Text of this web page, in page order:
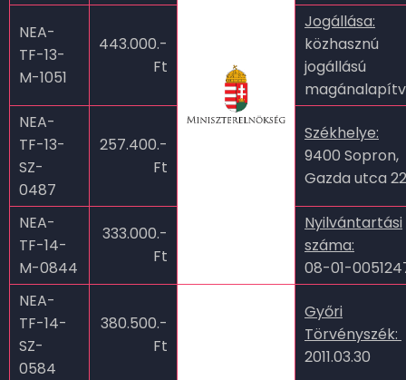
NEA-
TF-13-
M-1051
443.000.-
Ft
Jogállása:
közhasznú
jogállású
NEA-
TF-13-
SZ-
0487
257.400.-
Ft
Székhelye:
9400 Sopron,
Gazda utca
NEA-
TF-14-
M-0844
333.000.-
Ft
Nyilvántartási
száma:
08-01-
NEA-
TF-14-
SZ-
0584
380.500.-
Ft
Győri
Törvényszék:
2011.03.30